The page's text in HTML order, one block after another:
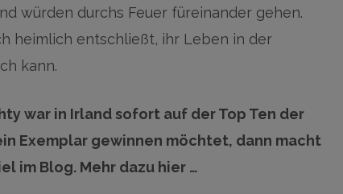
würden durchs Feuer füreinander gehen.
heimlich entschließt, ihr Leben in der
kann.
war in Irland sofort auf der Top Ten der
Exemplar gewinnen möchtet, dann macht
im Blog. Mehr dazu hier …